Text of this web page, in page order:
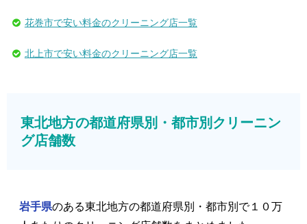
花巻市で安い料金のクリーニング店一覧
北上市で安い料金のクリーニング店一覧
東北地方の都道府県別・都市別クリーニン
グ店舗数
岩手県のある東北地方の都道府県別・都市別で１０万